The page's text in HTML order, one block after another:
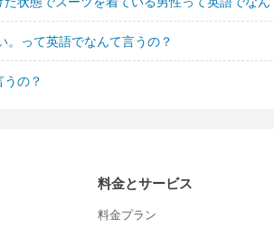
。って英語でなんて言うの？
の？
料金とサービス
料金プラン